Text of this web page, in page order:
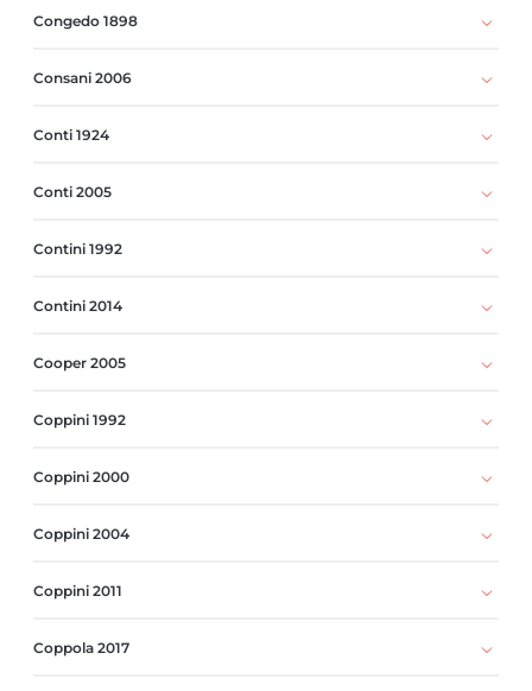
Congedo 1898
Consani 2006
Conti 1924
Conti 2005
Contini 1992
Contini 2014
Cooper 2005
Coppini 1992
Coppini 2000
Coppini 2004
Coppini 2011
Coppola 2017